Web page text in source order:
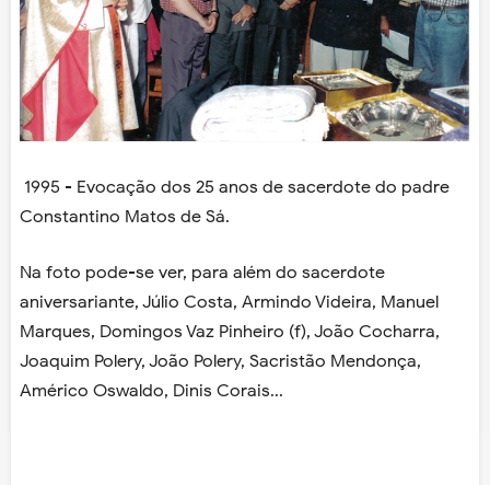
1995 - Evocação dos 25 anos de sacerdote do padre
Constantino Matos de Sá.
Na foto pode-se ver, para além do sacerdote
aniversariante, Júlio Costa, Armindo Videira, Manuel
Marques, Domingos Vaz Pinheiro (f), João Cocharra,
Joaquim Polery, João Polery, Sacristão Mendonça,
Américo Oswaldo, Dinis Corais...